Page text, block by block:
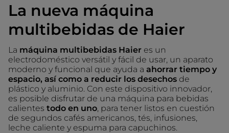
La nueva máquina
multibebidas de Haier
La máquina multibebidas Haier es un
electrodoméstico versátil y fácil de usar, un aparato
moderno y funcional que ayuda a ahorrar tiempo y
espacio, así como a reducir los desechos de
plástico y aluminio. Con este dispositivo innovador,
es posible disfrutar de una máquina para bebidas
calientes todo en uno , para tener listos en cuestión
de segundos cafés americanos, tés, infusiones,
leche caliente y espuma para capuchinos.